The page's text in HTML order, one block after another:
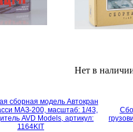
Нет в
сборная модель Автокран
МАЗ-200, масштаб: 1/43,
AVD Models, артикул:
1164KIT